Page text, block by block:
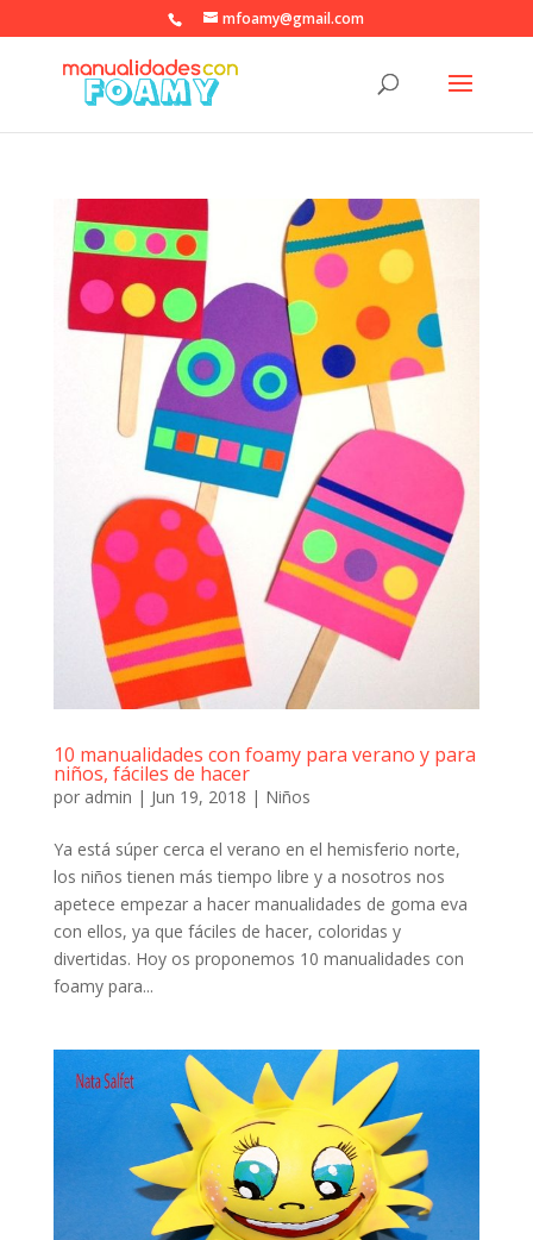
mfoamy@gmail.com
10 manualidades con foamy para verano y para
niños, fáciles de hacer
por admin | Jun 19, 2018 | Niños
Ya está súper cerca el verano en el hemisferio norte,
los niños tienen más tiempo libre y a nosotros nos
apetece empezar a hacer manualidades de goma eva
con ellos, ya que fáciles de hacer, coloridas y
divertidas. Hoy os proponemos 10 manualidades con
foamy para...